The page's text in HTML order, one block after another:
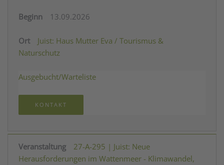
13.09.2026
Juist: Haus Mutter Eva / Tourismus &
Naturschutz
Ausgebucht/Warteliste
KONTAKT
27-A-295 | Juist: Neue
Herausforderungen im Wattenmeer - Klimawandel,